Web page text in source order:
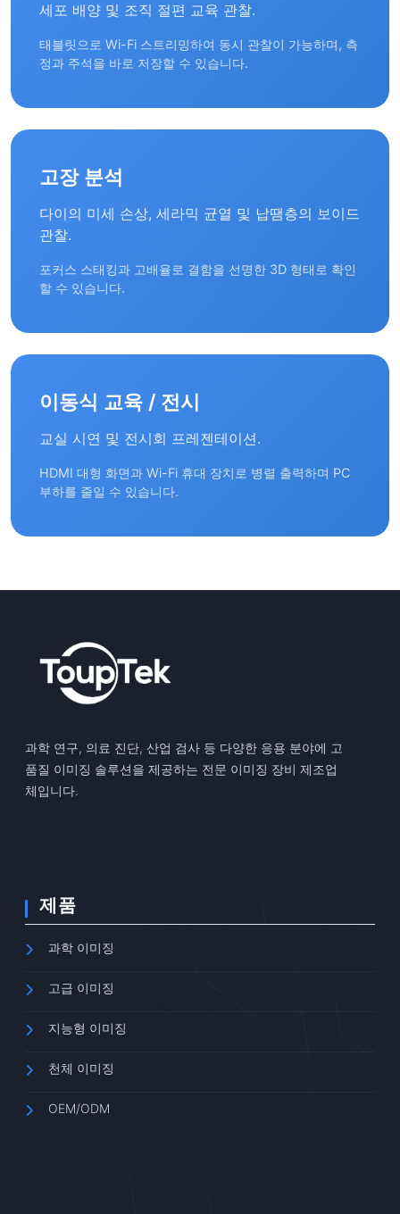
세포 배양 및 조직 절편 교육 관찰.
태블릿으로 Wi-Fi 스트리밍하여 동시 관찰이 가능하며, 측
정과 주석을 바로 저장할 수 있습니다.
고장 분석
다이의 미세 손상, 세라믹 균열 및 납땜층의 보이드
관찰.
포커스 스태킹과 고배율로 결함을 선명한 3D 형태로 확인
할 수 있습니다.
이동식 교육 / 전시
교실 시연 및 전시회 프레젠테이션.
HDMI 대형 화면과 Wi-Fi 휴대 장치로 병렬 출력하며 PC
부하를 줄일 수 있습니다.
과학 연구, 의료 진단, 산업 검사 등 다양한 응용 분야에 고
품질 이미징 솔루션을 제공하는 전문 이미징 장비 제조업
체입니다.
제품
과학 이미징
고급 이미징
지능형 이미징
천체 이미징
OEM/ODM